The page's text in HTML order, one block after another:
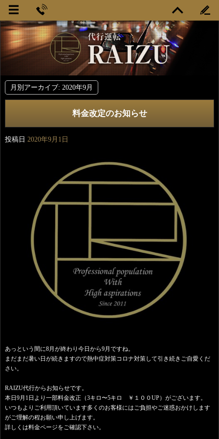
月別アーカイブ: 2020年9月
料金改定のお知らせ
投稿日 2020年9月1日
あっという間に8月が終わり今日から9月ですね。
まだまだ暑い日が続きますので熱中症対策コロナ対策して引き続きご自愛くだ
さい。
RAIZU代行からお知らせです。
本日9月1日より一部料金改正（3キロ〜5キロ ￥１００UP）がございます。
いつもよりご利用頂いています多くのお客様にはご負担やご迷惑おかけします
がご理解の程お願い申し上げます。
詳しくは料金ページをご確認下さい。